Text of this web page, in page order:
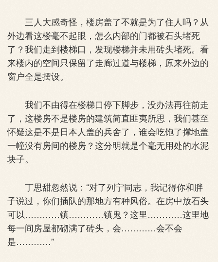
三人大感奇怪，楼房盖了不就是为了住人吗？从
外边看这楼毫不起眼，怎么内部的门都被石头堵死
了？我们走到楼梯口，发现楼梯并未用砖头堵死。看
来楼内的空间只保留了走廊过道与楼梯，原来外边的
窗户全是摆设。
我们不由得在楼梯口停下脚步，没办法再往前走
了，这楼房不是楼房的建筑简直匪夷所思，我们甚至
怀疑这是不是日本人盖的兵舍了，谁会吃饱了撑地盖
一幢没有房间的楼房？这分明就是个毫无用处的水泥
块子。
丁思甜忽然说：“对了列宁同志，我记得你和胖
子说过，你们插队的那地方有种风俗。在房中放石头
可以…………镇…………镇鬼？这里…………这里地
每一间房屋都砌满了砖头，会…………会不会
是…………”